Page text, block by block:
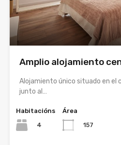
Amplio alojamiento
Alojamiento único situado en el
junto al…
Habitacións
4
Área
157